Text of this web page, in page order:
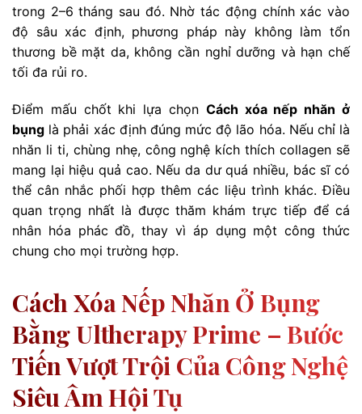
trong 2–6 tháng sau đó. Nhờ tác động chính xác vào
độ sâu xác định, phương pháp này không làm tổn
thương bề mặt da, không cần nghỉ dưỡng và hạn chế
tối đa rủi ro.
Điểm mấu chốt khi lựa chọn Cách xóa nếp nhăn ở
bụng là phải xác định đúng mức độ lão hóa. Nếu chỉ là
nhăn li ti, chùng nhẹ, công nghệ kích thích collagen sẽ
mang lại hiệu quả cao. Nếu da dư quá nhiều, bác sĩ có
thể cân nhắc phối hợp thêm các liệu trình khác. Điều
quan trọng nhất là được thăm khám trực tiếp để cá
nhân hóa phác đồ, thay vì áp dụng một công thức
chung cho mọi trường hợp.
Cách Xóa Nếp Nhăn Ở Bụng
Bằng Ultherapy Prime – Bước
Tiến Vượt Trội Của Công Nghệ
Siêu Âm Hội Tụ